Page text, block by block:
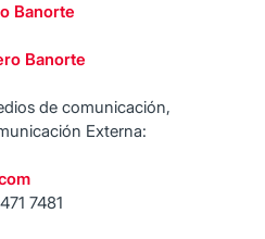
Banorte
Banorte
de comunicación,
Externa:
7481